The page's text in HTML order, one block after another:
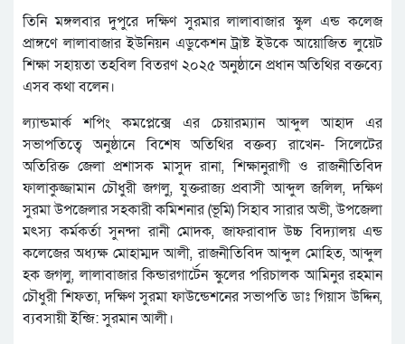
তিনি মঙ্গলবার দুপুরে দক্ষিণ সুরমার লালাবাজার স্কুল এন্ড কলেজ
প্রাঙ্গণে লালাবাজার ইউনিয়ন এডুকেশন ট্রাষ্ট ইউকে আয়োজিত লুয়েট
শিক্ষা সহায়তা তহবিল বিতরণ ২০২৫ অনুষ্ঠানে প্রধান অতিথির বক্তব্যে
এসব কথা বলেন।
ল্যান্ডমার্ক শপিং কমপ্লেক্সে এর চেয়ারম্যান আব্দুল আহাদ এর
সভাপতিত্বে অনুষ্ঠানে বিশেষ অতিথির বক্তব্য রাখেন- সিলেটের
অতিরিক্ত জেলা প্রশাসক মাসুদ রানা, শিক্ষানুরাগী ও রাজনীতিবিদ
ফালাকুজ্জামান চৌধুরী জগলু, যুক্তরাজ্য প্রবাসী আব্দুল জলিল, দক্ষিণ
সুরমা উপজেলার সহকারী কমিশনার (ভূমি) সিহাব সারার অভী, উপজেলা
মৎস্য কর্মকর্তা সুনন্দা রানী মোদক, জাফরাবাদ উচ্চ বিদ্যালয় এন্ড
কলেজের অধ্যক্ষ মোহাম্মদ আলী, রাজনীতিবিদ আব্দুল মোহিত, আব্দুল
হক জগলু, লালাবাজার কিন্ডারগার্টেন স্কুলের পরিচালক আমিনুর রহমান
চৌধুরী শিফতা, দক্ষিণ সুরমা ফাউন্ডেশনের সভাপতি ডাঃ গিয়াস উদ্দিন,
ব্যবসায়ী ইন্জি: সুরমান আলী।